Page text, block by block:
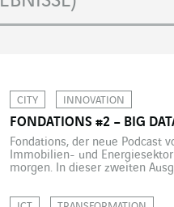
CITY INNOVATION
FONDATIONS #2 – BIG
Fondations, der neue Podcast
Immobilien- und
morgen. In dieser zweiten
Jungunternehmen, das neue […]